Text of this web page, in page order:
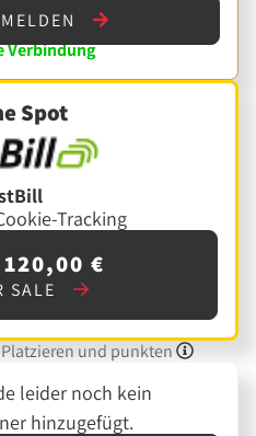
Verbindung
Spot
Tracking
€
SALE
und punkten
leider noch kein
hinzugefügt.